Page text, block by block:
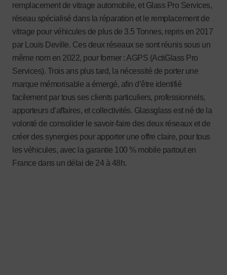
remplacement de vitrage automobile, et Glass Pro Services,
réseau spécialisé dans la réparation et le remplacement de
vitrage pour véhicules de plus de 3.5 Tonnes, repris en 2017
par Louis Deville. Ces deux réseaux se sont réunis sous un
même nom en 2022, pour former : AGPS (ActiGlass Pro
Services). Trois ans plus tard, la nécessité de porter une
marque mémorisable a émergé, afin d’être identifié
facilement par tous ses clients particuliers, professionnels,
apporteurs d’affaires, et collectivités. Glassglass est né de la
volonté de consolider le savoir-faire des deux réseaux et de
créer des synergies pour apporter une offre claire, pour tous
les véhicules, avec la garantie 100 % mobile partout en
France dans un délai de 24 à 48h.